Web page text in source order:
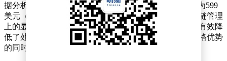
据分析，MacBook Neo定价策略极具竞争力，起售价定为599
美元（约合人民币4599元），这背后体现了苹果在供应链管理
上的显著优势。通过自研芯片技术及规模化生产，苹果有效降
低了处理器与存储器的成本，使其在入门级市场具备价格优势
的同时，仍能保持产品性能与品质。